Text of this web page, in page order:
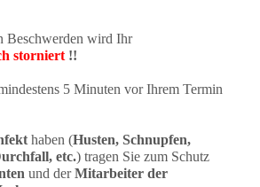
Beschwerden wird Ihr
storniert !!
5 Minuten vor Ihrem Termin
haben (Husten, Schnupfen,
etc.) tragen Sie zum Schutz
und derMitarbeiter der